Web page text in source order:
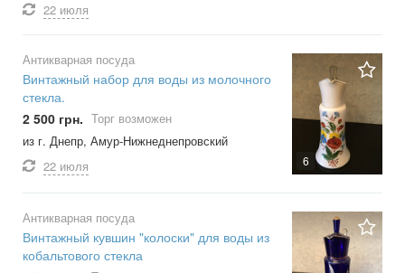
22 июля
6
Антикварная посуда
Винтажный набор для воды из молочного
стекла.
2 500 грн. Торг возможен
из г. Днепр, Амур-Нижнеднепровский
22 июля
Антикварная посуда
Винтажный кувшин "колоски" для воды из
кобальтового стекла